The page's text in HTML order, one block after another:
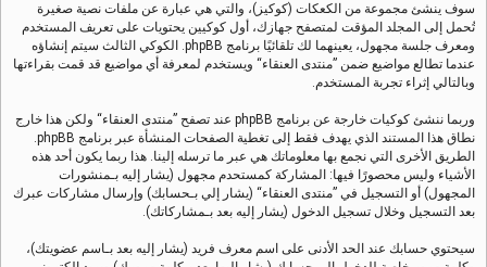
سوف ينشئ مجموعة من الكعكات (كوكيز)، والتي هي عبارة عن ملفات نصية صغيرة
تُحمل إلى المجلد المؤقت لمتصفح جهازك، أول كوكيين يحتويات على تعريف المستخدم
ومعرف جلسة مجهول، يعينهما لك تلقائيًا برنامج phpBB. الكوكي الثالث سيتم إنشاؤه
عندما تطالع مواضيع ضمن ”منتدى العنقاء“ ويستخدم لمعرفة أي مواضيع قد قمت بقراءتها
وبالتالي إثراء تجربة المستخدم.
وربما ننشئ كوكيات خارجة عن برنامج phpBB عند تصفح ”منتدى العنقاء“ ولكن هذا خارج
نطاق هذا المستند الذي يهدف فقط إلى تغطية الصفحات المنشأة عبر برنامج phpBB.
الطريق الأخرى التي نجمع بها معلوماتك هي عبر ما ترسله إلينا. هذا ربما يكون أحد هذه
الأشياء وليس محصورًا فيها: المشاركة كمستحدم مجهول (يشار إليه بـمنشورات
المجهول) أو التسجيل في ”منتدى العنقاء“ (يشار إلي بـحسابك) وإرسال مشاركات عبرك
بعد التسجيل وخلال تسجيل الدخول (يشار إليه بعد بـمشاركاتك).
سيحتوي حسابك عند الحد الأدنى على اسم معرف فريد (يشار إليه بعد بـاسم عضويتك)،